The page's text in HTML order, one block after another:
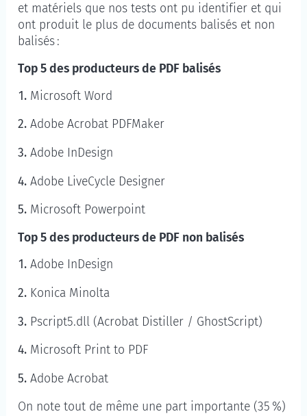
et matériels que nos tests ont pu identifier et qui
ont produit le plus de documents balisés et non
balisés :
Top 5 des producteurs de PDF balisés
Microsoft Word
Adobe Acrobat PDFMaker
Adobe InDesign
Adobe LiveCycle Designer
Microsoft Powerpoint
Top 5 des producteurs de PDF non balisés
Adobe InDesign
Konica Minolta
Pscript5.dll (Acrobat Distiller / GhostScript)
Microsoft Print to PDF
Adobe Acrobat
On note tout de même une part importante (35 %)